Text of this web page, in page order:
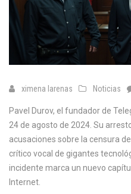
ximena larenas Noticias
Pavel Durov, el fundador de
24 de agosto de 2024. Su
acusaciones sobre la censura
crítico vocal de gigantes
incidente marca un nuevo
Internet.